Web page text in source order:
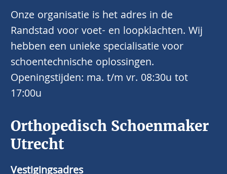
Orthopedisch Schoenmaker
Utrecht
Onze organisatie is het adres in de
Randstad voor voet- en loopklachten. Wij
hebben een unieke specialisatie voor
schoentechnische oplossingen.
Openingstijden: ma. t/m vr. 08:30u tot
17:00u